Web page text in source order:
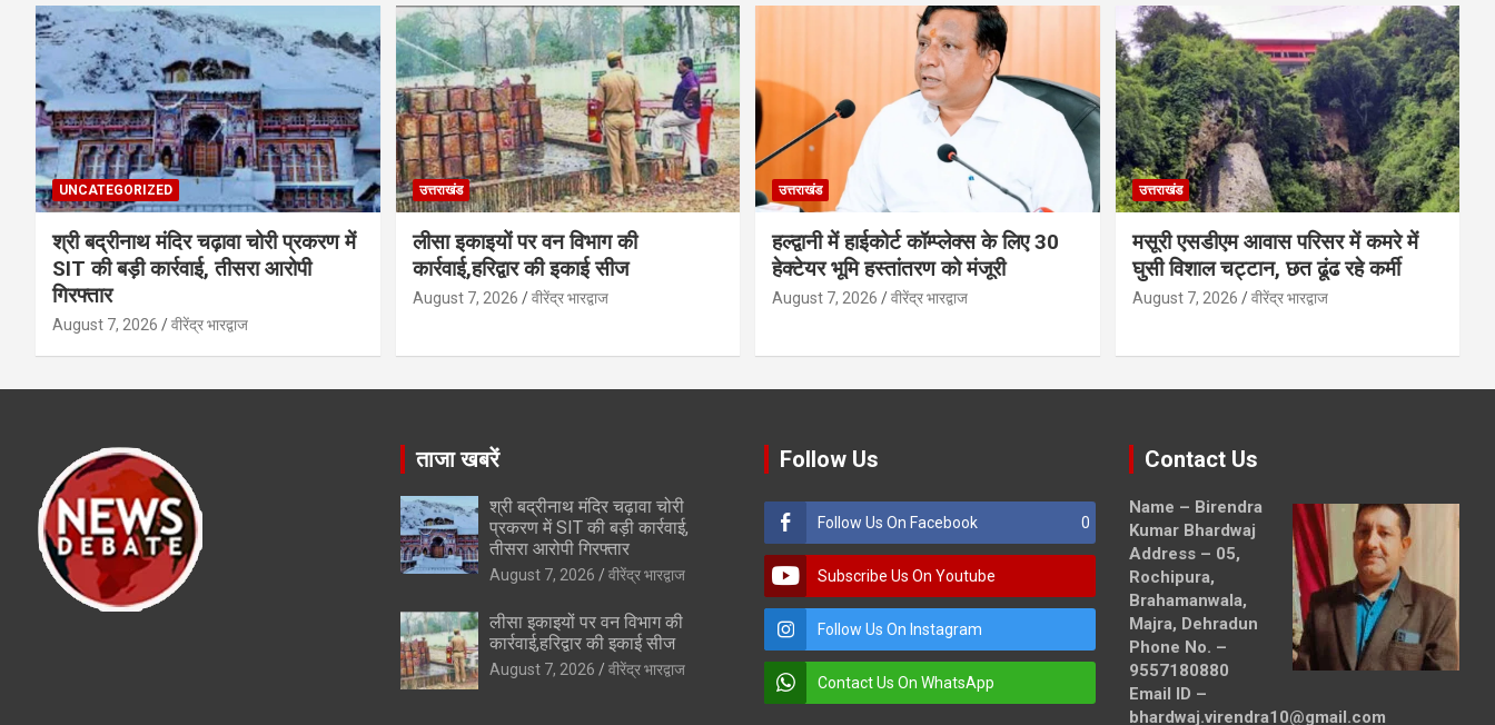
UNCATEGORIZED
श्री बद्रीनाथ मंदिर चढ़ावा चोरी प्रकरण में
SIT की बड़ी कार्रवाई, तीसरा आरोपी
गिरफ्तार
August 7, 2026 वीरेंद्र भारद्वाज
उत्तराखंड
लीसा इकाइयों पर वन विभाग की
कार्रवाई,हरिद्वार की इकाई सीज
August 7, 2026 वीरेंद्र भारद्वाज
उत्तराखंड
हल्द्वानी में हाईकोर्ट कॉम्प्लेक्स के लिए 30
हेक्टेयर भूमि हस्तांतरण को मंजूरी
August 7, 2026 वीरेंद्र भारद्वाज
उत्तराखंड
मसूरी एसडीएम आवास परिसर में कमरे में
घुसी विशाल चट्टान, छत ढूंढ रहे कर्मी
August 7, 2026 वीरेंद्र भारद्वाज
ताजा खबरें
श्री बद्रीनाथ मंदिर चढ़ावा चोरी
प्रकरण में SIT की बड़ी कार्रवाई,
तीसरा आरोपी गिरफ्तार
August 7, 2026 वीरेंद्र भारद्वाज
लीसा इकाइयों पर वन विभाग की
कार्रवाई,हरिद्वार की इकाई सीज
August 7, 2026 वीरेंद्र भारद्वाज
Follow Us
Follow Us On Facebook 0
Subscribe Us On Youtube
Follow Us On Instagram
Contact Us On WhatsApp
Contact Us
Name – Birendra
Kumar Bhardwaj
Address – 05,
Rochipura,
Brahamanwala,
Majra, Dehradun
Phone No. –
9557180880
Email ID –
bhardwaj.virendra10@gmail.com